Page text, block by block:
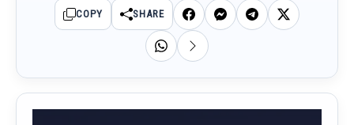
COPY SHARE